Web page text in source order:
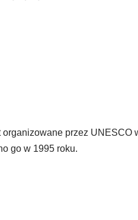
przez UNESCO
go w 1995 roku.